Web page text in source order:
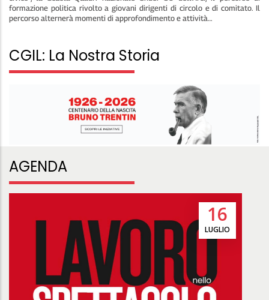
formazione politica rivolto a giovani dirigenti di circolo e di comitato. Il
percorso alternerà momenti di approfondimento e attività…
CGIL: La Nostra Storia
AGENDA
16
LUGLIO